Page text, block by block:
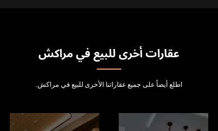
عقارات أخرى للبيع في مراكش
اطلع أيضاً على جميع عقاراتنا الأخرى للبيع في مراكش.